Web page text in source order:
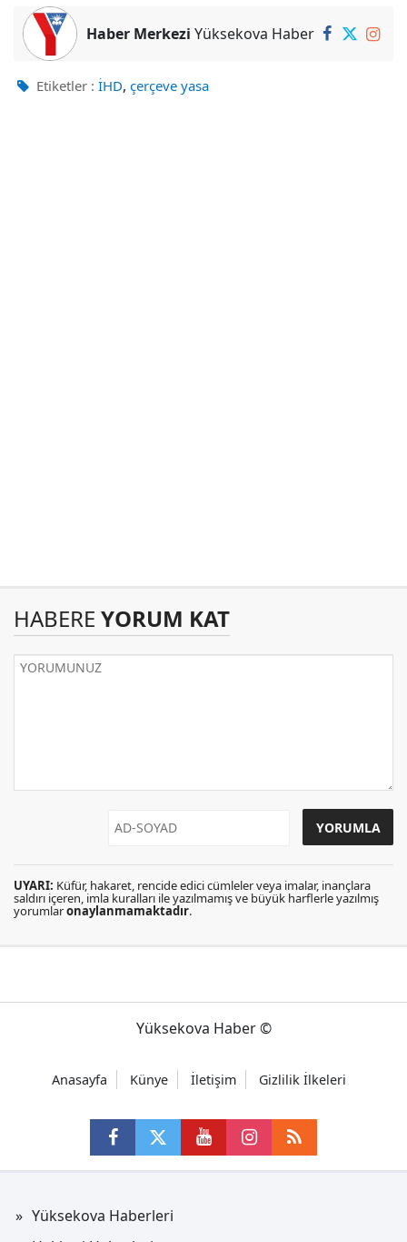
Haber Merkezi Yüksekova Haber
Etiketler : İHD, çerçeve yasa
HABERE YORUM KAT
UYARI: Küfür, hakaret, rencide edici cümleler veya imalar, inançlara
saldırı içeren, imla kuralları ile yazılmamış ve büyük harflerle yazılmış
yorumlaronaylanmamaktadır.
Yüksekova Haber ©
Anasayfa Künye İletişim Gizlilik İlkeleri
Yüksekova Haberleri